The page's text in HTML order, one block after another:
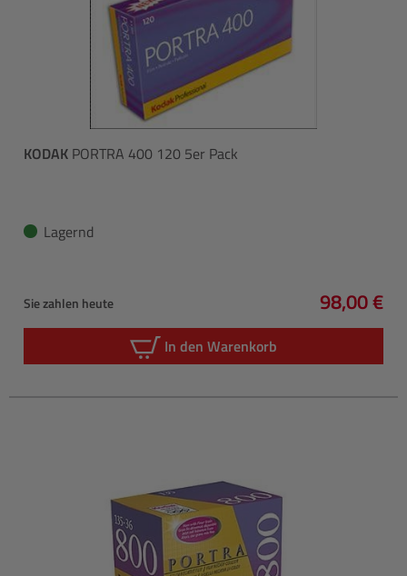
KODAK PORTRA 400 120 5er Pack
Lagernd
Sie zahlen heute 98,00 €
In den Warenkorb